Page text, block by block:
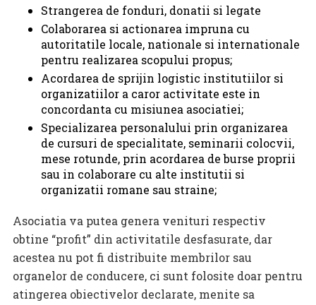
Strangerea de fonduri, donatii si legate
Colaborarea si actionarea impruna cu
autoritatile locale, nationale si internationale
pentru realizarea scopului propus;
Acordarea de sprijin logistic institutiilor si
organizatiilor a caror activitate este in
concordanta cu misiunea asociatiei;
Specializarea personalului prin organizarea
de cursuri de specialitate, seminarii colocvii,
mese rotunde, prin acordarea de burse proprii
sau in colaborare cu alte institutii si
organizatii romane sau straine;
Asociatia va putea genera venituri respectiv
obtine “profit” din activitatile desfasurate, dar
acestea nu pot fi distribuite membrilor sau
organelor de conducere, ci sunt folosite doar pentru
atingerea obiectivelor declarate, menite sa